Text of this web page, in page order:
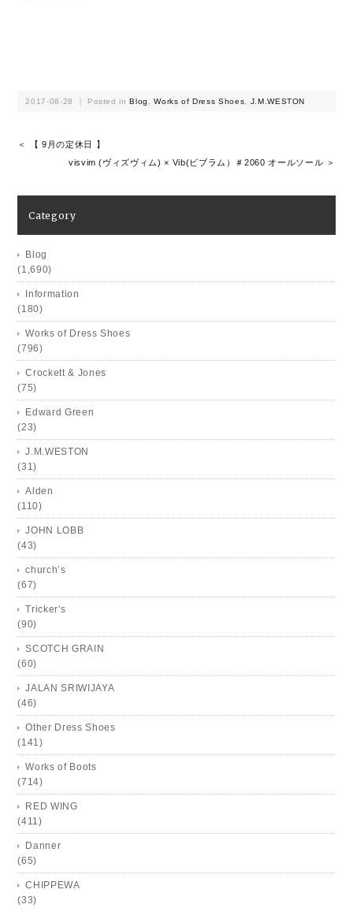
2017-08-28 ｜ Posted inBlog ,Works of Dress Shoes, J.M.WESTON
＜ 【 9月の定休日 】
visvim (ヴィズヴィム) × Vib(ビブラム）＃2060 オールソール ＞
Category
Blog
(1,690)
Information
(180)
Works of Dress Shoes
(796)
Crockett & Jones
(75)
Edward Green
(23)
J.M.WESTON
(31)
Alden
(110)
JOHN LOBB
(43)
church’s
(67)
Tricker's
(90)
SCOTCH GRAIN
(60)
JALAN SRIWIJAYA
(46)
Other Dress Shoes
(141)
Works of Boots
(714)
RED WING
(411)
Danner
(65)
CHIPPEWA
(33)